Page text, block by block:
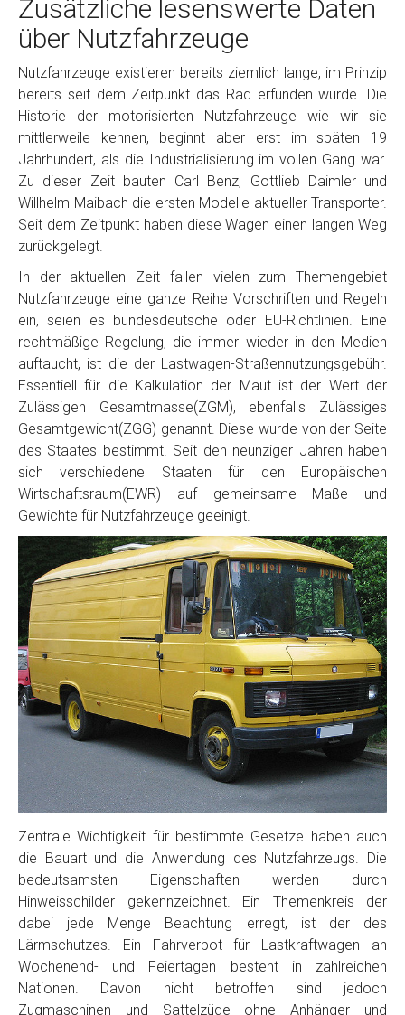
Zusätzliche lesenswerte Daten
über Nutzfahrzeuge
Nutzfahrzeuge existieren bereits ziemlich lange, im Prinzip
bereits seit dem Zeitpunkt das Rad erfunden wurde. Die
Historie der motorisierten Nutzfahrzeuge wie wir sie
mittlerweile kennen, beginnt aber erst im späten 19
Jahrhundert, als die Industrialisierung im vollen Gang war.
Zu dieser Zeit bauten Carl Benz, Gottlieb Daimler und
Willhelm Maibach die ersten Modelle aktueller Transporter.
Seit dem Zeitpunkt haben diese Wagen einen langen Weg
zurückgelegt.
In der aktuellen Zeit fallen vielen zum Themengebiet
Nutzfahrzeuge eine ganze Reihe Vorschriften und Regeln
ein, seien es bundesdeutsche oder EU-Richtlinien. Eine
rechtmäßige Regelung, die immer wieder in den Medien
auftaucht, ist die der Lastwagen-Straßennutzungsgebühr.
Essentiell für die Kalkulation der Maut ist der Wert der
Zulässigen Gesamtmasse(ZGM), ebenfalls Zulässiges
Gesamtgewicht(ZGG) genannt. Diese wurde von der Seite
des Staates bestimmt. Seit den neunziger Jahren haben
sich verschiedene Staaten für den Europäischen
Wirtschaftsraum(EWR) auf gemeinsame Maße und
Gewichte für Nutzfahrzeuge geeinigt.
Zentrale Wichtigkeit für bestimmte Gesetze haben auch
die Bauart und die Anwendung des Nutzfahrzeugs. Die
bedeutsamsten Eigenschaften werden durch
Hinweisschilder gekennzeichnet. Ein Themenkreis der
dabei jede Menge Beachtung erregt, ist der des
Lärmschutzes. Ein Fahrverbot für Lastkraftwagen an
Wochenend- und Feiertagen besteht in zahlreichen
Nationen. Davon nicht betroffen sind jedoch
Zugmaschinen und Sattelzüge ohne Anhänger und